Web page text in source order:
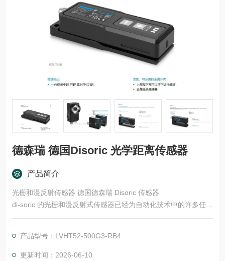
德森瑞 德国Disoric 光学距离传感器
产品简介
光栅和漫反射传感器 德国德森瑞 Disoric 传感器
di-soric 的光栅和漫反射式传感器已经为自动化技术中的许多任务
领域开发了多种型号和功能原理。这些产品适用于快速、安全的
器.LHT 41 M 0.2 G3-T3德国德森瑞 DISORIC传感器Disoric德森
瑞 德森瑞 德国Disoric 光学距离传感器
产品型号：LVHT52-500G3-RB4
更新时间：2026-06-10